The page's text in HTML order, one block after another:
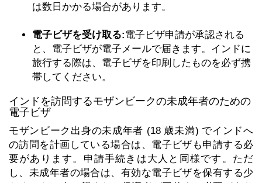
は数日かかる場合があります。
電子ビザを受け取る:電子ビザ申請が承認される
と、電子ビザが電子メールで届きます。インドに
旅行する際は、電子ビザを印刷したものを必ず携
帯してください。
インドを訪問するモザンビークの未成年者のための
電子ビザ
モザンビーク出身の未成年者 (18 歳未満) でインドへ
の訪問を計画している場合は、電子ビザも申請する必
要があります。申請手続きは大人と同様です。ただ
し、未成年者の場合は、有効な電子ビザを保有する少